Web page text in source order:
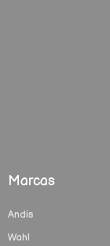
Marcas
Andis
Wahl